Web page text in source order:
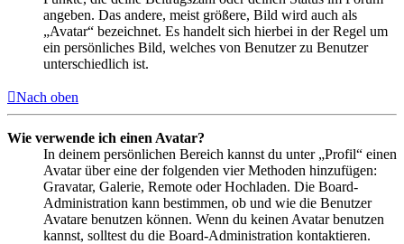
angeben. Das andere, meist größere, Bild wird auch als
„Avatar“ bezeichnet. Es handelt sich hierbei in der Regel um
ein persönliches Bild, welches von Benutzer zu Benutzer
unterschiedlich ist.
Nach oben
Wie verwende ich einen Avatar?
In deinem persönlichen Bereich kannst du unter „Profil“ einen
Avatar über eine der folgenden vier Methoden hinzufügen:
Gravatar, Galerie, Remote oder Hochladen. Die Board-
Administration kann bestimmen, ob und wie die Benutzer
Avatare benutzen können. Wenn du keinen Avatar benutzen
kannst, solltest du die Board-Administration kontaktieren.